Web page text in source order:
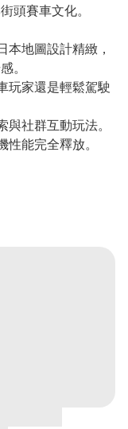
頭賽車文化。
地圖設計精緻，
。
家還是輕鬆駕駛
社群互動玩法。
能完全釋放。